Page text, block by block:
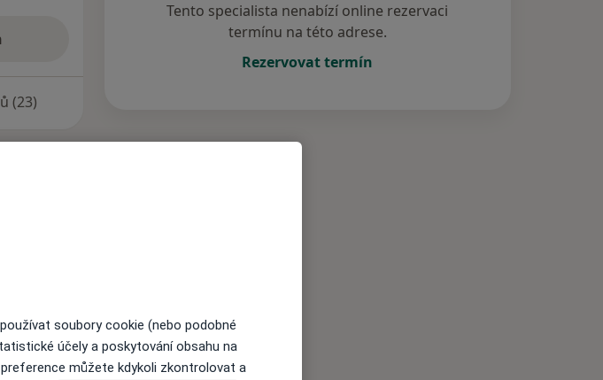
(23)
a
Tento specialista nenabízí online rezervaci
termínu na této adrese.
Rezervovat termín
soubory cookie (nebo podobné
účely a poskytování obsahu na
můžete kdykoli zkontrolovat a